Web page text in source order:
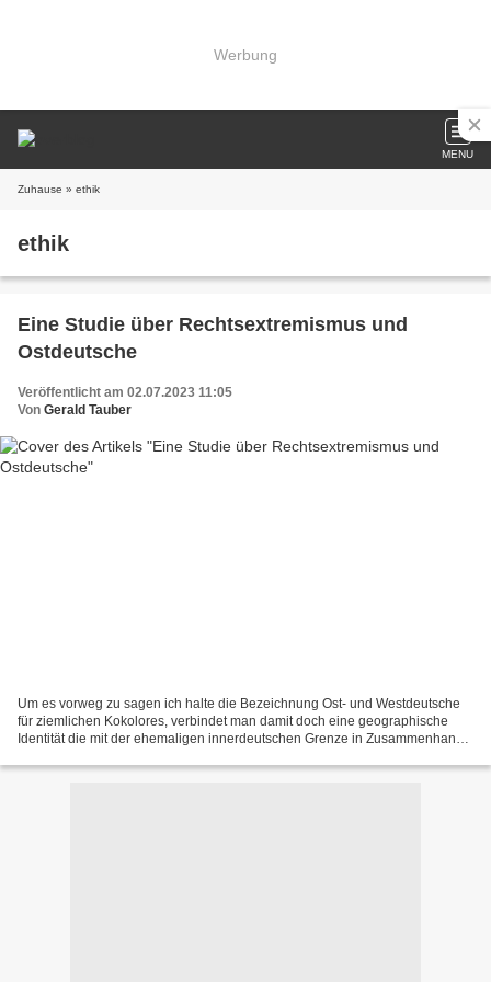
Werbung
MENU
Zuhause » ethik
ethik
Eine Studie über Rechtsextremismus und
Ostdeutsche
Veröffentlicht am 02.07.2023 11:05
Von Gerald Tauber
Um es vorweg zu sagen ich halte die Bezeichnung Ost- und Westdeutsche
für ziemlichen Kokolores, verbindet man damit doch eine geographische
Identität die mit der ehemaligen innerdeutschen Grenze in Zusammenhang